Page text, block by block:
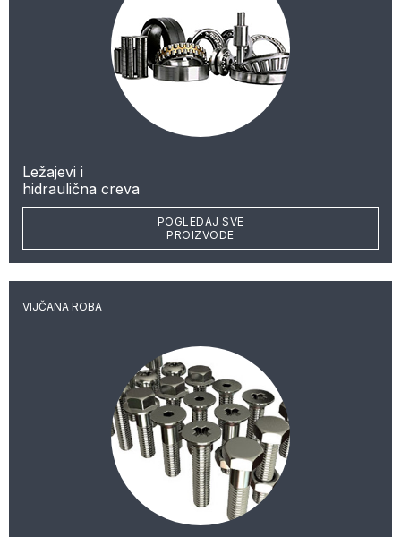
Ležajevi i
hidraulična creva
POGLEDAJ SVE
PROIZVODE
VIJČANA ROBA